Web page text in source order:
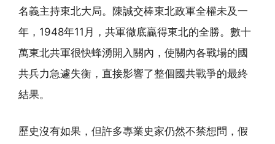
名義主持東北大局。陳誠交棒東北政軍全權未及一
年，1948年11月，共軍徹底贏得東北的全勝。數十
萬東北共軍很快蜂湧開入關內，使關內各戰場的國
共兵力急遽失衡，直接影響了整個國共戰爭的最終
結果。
歷史沒有如果，但許多專業史家仍然不禁想問，假